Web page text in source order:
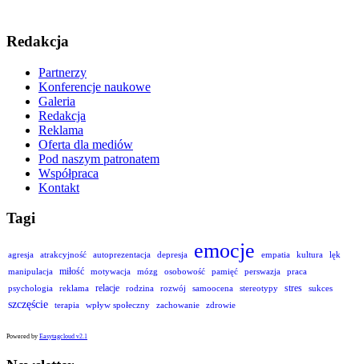
Redakcja
Partnerzy
Konferencje naukowe
Galeria
Redakcja
Reklama
Oferta dla mediów
Pod naszym patronatem
Współpraca
Kontakt
Tagi
agresja atrakcyjność autoprezentacja depresja emocje empatia kultura
lęk
manipulacja
miłość motywacja mózg osobowość pamięć perswazja
praca
psychologia
reklama relacje rodzina rozwój samoocena stereotypy stres sukces
szczęście terapia wpływ społeczny zachowanie zdrowie
Powered by Easytagcloud v2.1